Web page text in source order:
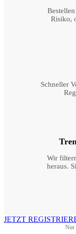
Risiko,
Schneller
Wir
heraus.
JETZT
Nur